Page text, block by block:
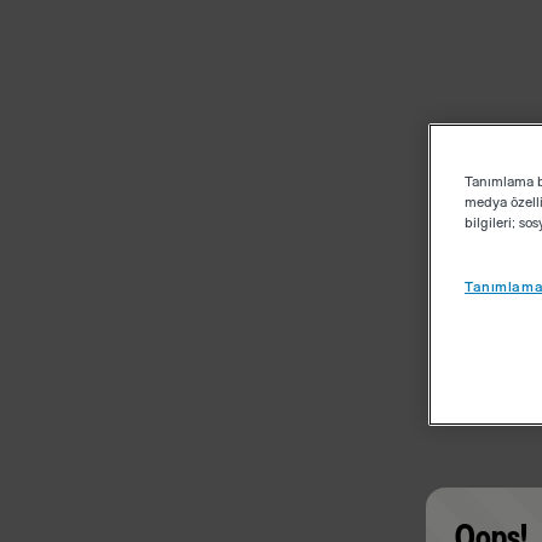
medya
bilgileri;